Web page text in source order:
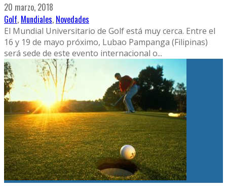
20 marzo, 2018
Golf, Mundiales, Novedades
El Mundial Universitario de Golf está muy cerca. Entre el
16 y 19 de mayo próximo, Lubao Pampanga (Filipinas)
será sede de este evento internacional o...